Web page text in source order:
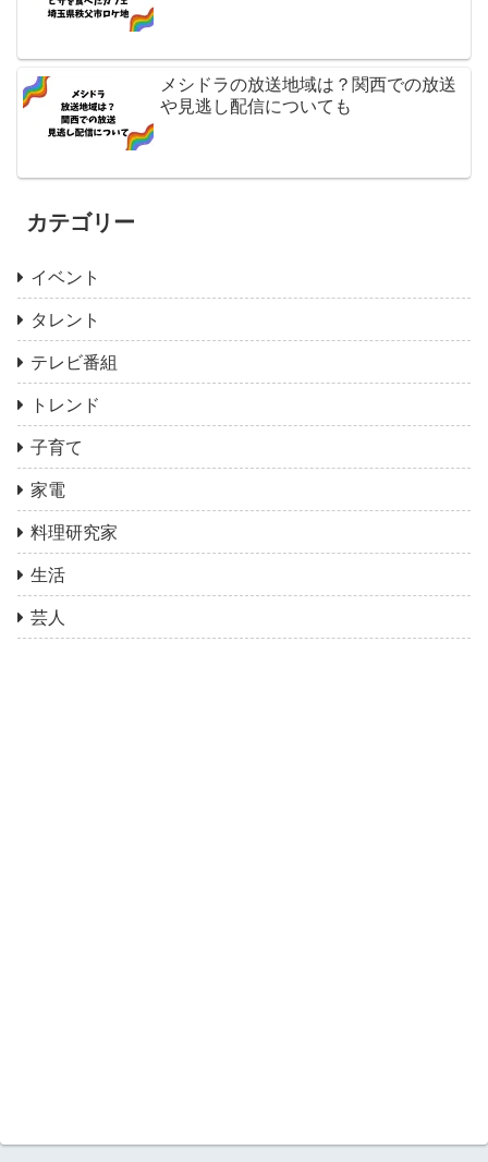
メシドラの放送地域は？関西での放送
や見逃し配信についても
カテゴリー
イベント
タレント
テレビ番組
トレンド
子育て
家電
料理研究家
生活
芸人